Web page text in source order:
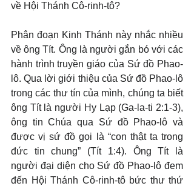
về Hội Thánh Cô-rinh-tô?
Phân đoạn Kinh Thánh này nhắc nhiều
về ông Tít. Ông là người gắn bó với các
hành trình truyền giáo của Sứ đồ Phao-
lô. Qua lời giới thiệu của Sứ đồ Phao-lô
trong các thư tín của mình, chúng ta biết
ông Tít là người Hy Lạp (Ga-la-ti 2:1-3),
ông tin Chúa qua Sứ đồ Phao-lô và
được vị sứ đồ gọi là “con thật ta trong
đức tin chung” (Tít 1:4). Ông Tít là
người đại diện cho Sứ đồ Phao-lô đem
đến Hội Thánh Cô-rinh-tô bức thư thứ